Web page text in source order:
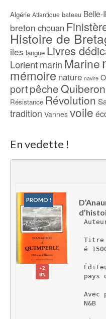
Algérie Atlantique bateau Belle-
breton chouan
Histoire de
iles langue Livres
Lorientmarin Marine
mémoire nature navire
portpêcheQuiberon
Résistance Révolution
tradition Vannes voile
En vedette !
PROMO !
-2
0%
Titre
é
pays
N&B